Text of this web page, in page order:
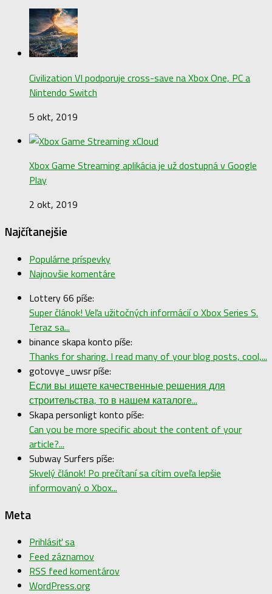
Civilization VI podporuje cross-save na Xbox One, PC a
Nintendo Switch
5 okt, 2019
Xbox Game Streaming aplikácia je už dostupná v Google
Play
2 okt, 2019
Najčítanejšie
Populárne príspevky
Najnovšie komentáre
Lottery 66 píše:
Super článok! Veľa užitočných informácií o Xbox Series S.
Teraz sa...
binance skapa konto píše:
Thanks for sharing. I read many of your blog posts, cool,...
gotovye_uwsr píše:
Если вы ищете качественные решения для
строительства, то в нашем каталоге...
Skapa personligt konto píše:
Can you be more specific about the content of your
article?...
Subway Surfers píše:
Skvelý článok! Po prečítaní sa cítim oveľa lepšie
informovaný o Xbox...
Meta
Prihlásiť sa
Feed záznamov
RSS feed komentárov
WordPress.org